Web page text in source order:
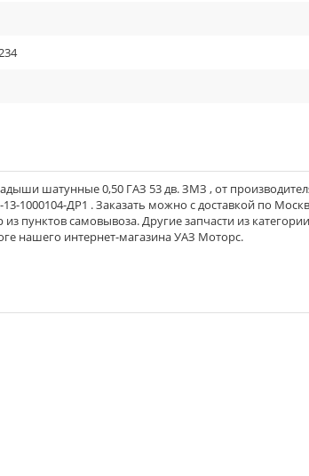
шатунные 0,50 ГАЗ 53 дв. ЗМЗ , от
1000104-ДР1 . Заказать можно с доставкой по
пунктов самовывоза. Другие запчасти из категории
нашего интернет-магазина УАЗ Моторс.